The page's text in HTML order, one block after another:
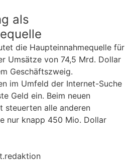
als
die Haupteinnahmequelle für
Umsätze von 74,5 Mrd. Dollar
Geschäftszweig.
im Umfeld der Internet-Suche
Geld ein. Beim neuen
steuerten alle anderen
nur knapp 450 Mio. Dollar